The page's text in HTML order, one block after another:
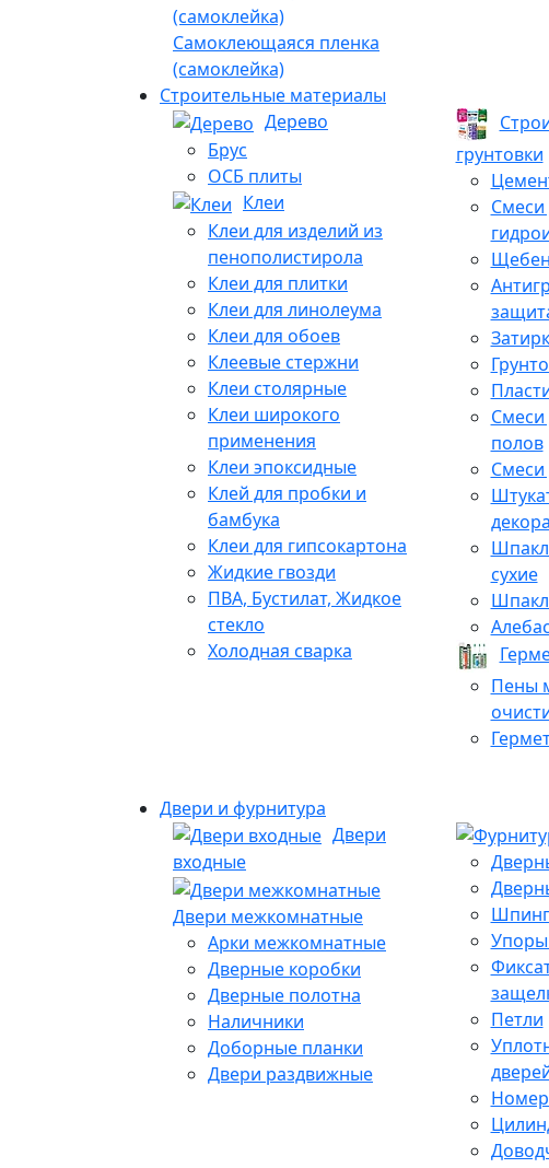
Самоклеющаяся пленка
(самоклейка)
Строительные материалы
Дерево
Брус
ОСБ плиты
Клеи
Клеи для изделий из
пенополистирола
Клеи для плитки
Клеи для линолеума
Клеи для обоев
Клеевые стержни
Клеи столярные
Клеи широкого
применения
Клеи эпоксидные
Клей для пробки и
бамбука
Клеи для гипсокартона
Жидкие гвозди
ПВА, Бустилат, Жидкое
стекло
Холодная сварка
грунтовки
Смеси
Смеси
полов
Смеси
сухие
Пены
Двери и фурнитура
Двери
входные
Двери межкомнатные
Арки межкомнатные
Дверные коробки
Дверные полотна
Наличники
Доборные планки
Двери раздвижные
Упоры
Петли